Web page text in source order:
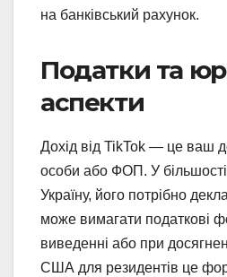
на банківський рахунок.
Податки та
аспекти
Дохід від TikTok — це ваш
особи або ФОП. У
Україну, його потрібно
може вимагати податкові
виведенні або при
США для резидентів це